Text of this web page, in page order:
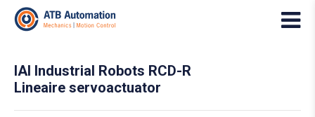
IAI Industrial Robots RCD-R
Lineaire servoactuator